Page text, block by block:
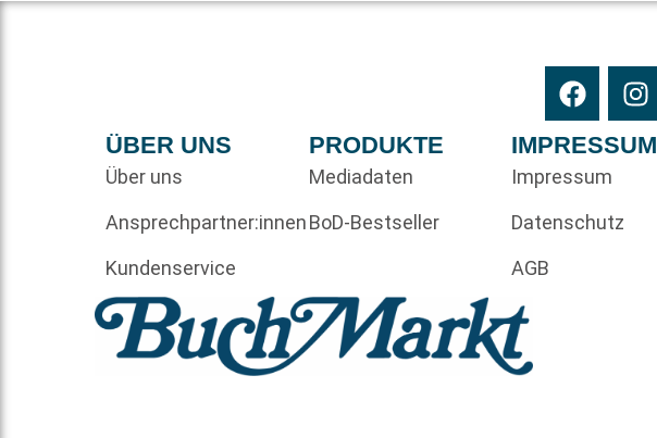
ÜBER UNS
Über uns
Ansprechpartner:innen
Kundenservice
PRODUKTE
Mediadaten
BoD-Bestseller
IMPRESSUM
Impressum
Datenschutz
AGB